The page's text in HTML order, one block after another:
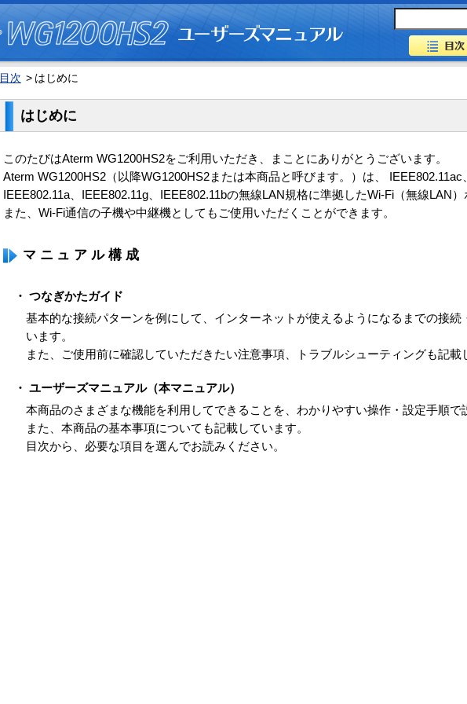
目次 > はじめに
はじめに
このたびはAterm WG1200HS2をご利用いただき、まことにありがとうございます。
Aterm WG1200HS2（以降WG1200HS2または本商品と呼びます。）は、 IEEE802.11ac
IEEE802.11a、IEEE802.11g、IEEE802.11bの無線LAN規格に準拠したWi-Fi（無線LAN）
また、Wi-Fi通信の子機や中継機としてもご使用いただくことができます。
マニュアル構成
・ つなぎかたガイド
基本的な接続パターンを例にして、インターネットが使えるようになるまでの接続
います。
また、ご使用前に確認していただきたい注意事項、トラブルシューティングも記載
・ ユーザーズマニュアル（本マニュアル）
本商品のさまざまな機能を利用してできることを、わかりやすい操作・設定手順で
また、本商品の基本事項についても記載しています。
目次から、必要な項目を選んでお読みください。